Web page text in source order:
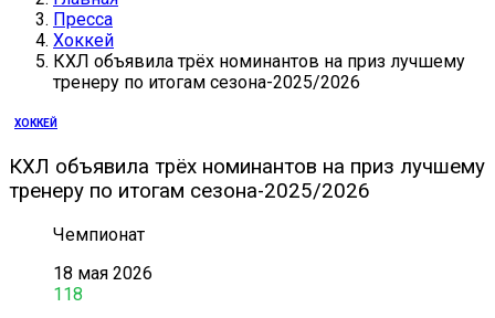
Пресса
Хоккей
КХЛ объявила трёх номинантов на приз лучшему
тренеру по итогам сезона-2025/2026
ХОККЕЙ
КХЛ объявила трёх номинантов на приз лучшему
тренеру по итогам сезона-2025/2026
Чемпионат
18 мая 2026
118